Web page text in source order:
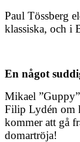
Paul Tössberg
klassiska, och i
En något
Mikael
Filip Lydén om
kommer att gå
domartröja!